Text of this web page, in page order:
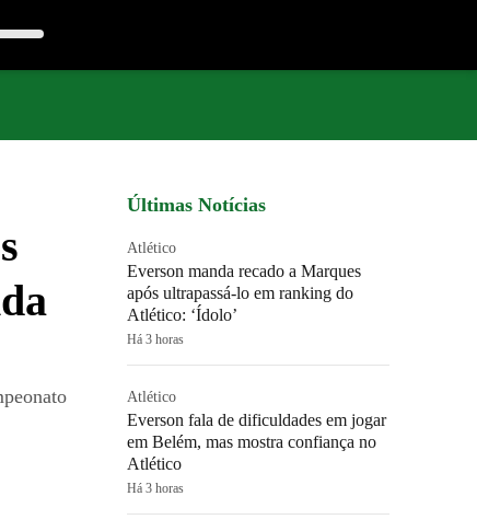
Últimas Notícias
Atlético
Everson manda recado a Marques
após ultrapassá-lo em ranking do
Atlético: ‘Ídolo’
Há 3 horas
Atlético
Everson fala de dificuldades em jogar
em Belém, mas mostra confiança no
Atlético
Há 3 horas